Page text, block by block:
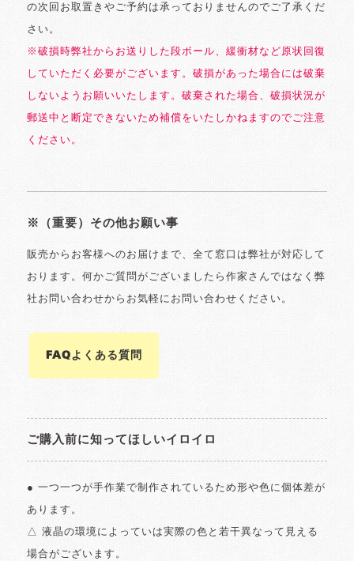
の次回お取置きやご予約は承っておりませんのでご了承くだ
さい。
※破損時弊社からお送りした段ボール、緩衝材など原状回復
していただく必要がございます。破損があった場合には破棄
しないようお願いいたします。破棄された場合、破損状況が
郵送中と断定できないため補償をいたしかねますのでご注意
ください。
※（重要）その他お願い事
販売からお客様へのお届けまで、全て窓口は弊社が対応して
おります。何かご質問がございましたら作家さんではなく弊
社お問い合わせからお気軽にお問い合わせください。
FAQよくある質問
ご購入前に知ってほしいイロイロ
● 一つ一つが手作業で制作されているため形や色に個体差が
あります。
△ 液晶の環境によっていは実際の色と若干異なって見える
場合がございます。